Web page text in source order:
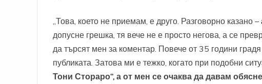
„Това, което не приемам, е друго. Разговорно казано –
допусне грешка, тя вече не е просто негова, а се
да търсят мен за коментар. Повече от 35 години
публиката. Затова ми е тежко, когато при подобни
Тони Стораро“, а от мен се очаква да давам